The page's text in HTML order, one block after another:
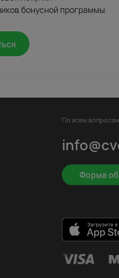
бонусной программы
По всем вопросам
Форма